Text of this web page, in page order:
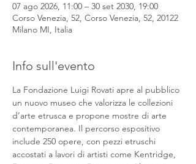
07 ago 2026, 11:00 – 30 set 2030, 19:00
Corso Venezia, 52, Corso Venezia, 52, 20122
Milano MI, Italia
Info sull'evento
La Fondazione Luigi Rovati apre al pubblico
un nuovo museo che valorizza le collezioni
d’arte etrusca e propone mostre di arte
contemporanea. Il percorso espositivo
include 250 opere, con pezzi etruschi
accostati a lavori di artisti come Kentridge,